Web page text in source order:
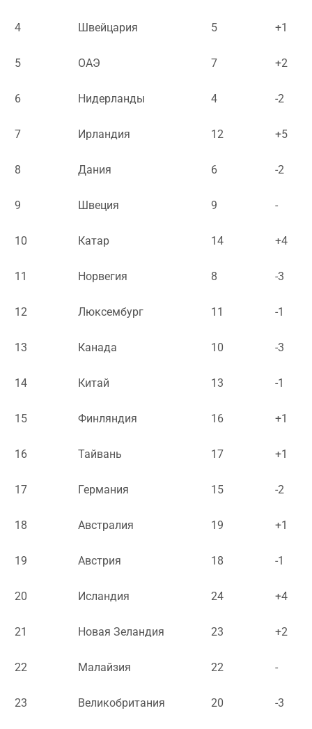
4 Швейцария 5 +1
5 ОАЭ 7 +2
6 Нидерланды 4 -2
7 Ирландия 12 +5
8 Дания 6 -2
9 Швеция 9 -
10 Катар 14 +4
11 Норвегия 8 -3
12 Люксембург 11 -1
13 Канада 10 -3
14 Китай 13 -1
15 Финляндия 16 +1
16 Тайвань 17 +1
17 Германия 15 -2
18 Австралия 19 +1
19 Австрия 18 -1
20 Исландия 24 +4
21 Новая Зеландия 23 +2
22 Малайзия 22 -
23 Великобритания 20 -3